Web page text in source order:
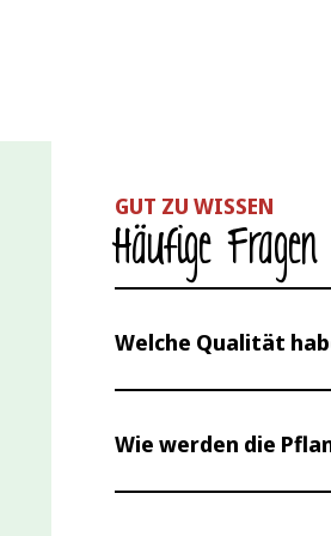
GUT ZU WISSEN
Häufige Fragen
Welche Qualität
Als einer der größten
Wie werden die